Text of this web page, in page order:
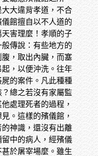
大違背孝道，不合
館擅自以不人道的
害理麼！孝順的子
傳說：有些地方的
，取出內臟，而塞
，以便沖洗。往年
的案件。凡此種種
總之若沒有家屬監
處理死者的過程，
。這樣的殯儀館，
神識，還沒有出離
中的病人，經殯儀
於屠宰場麼。雖生